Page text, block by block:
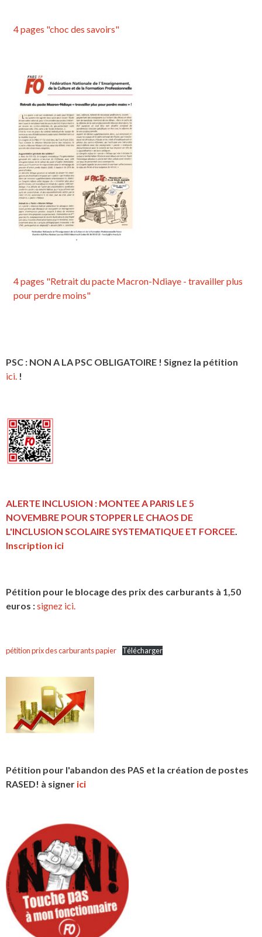
4 pages "choc des savoirs"
4 pages "Retrait du pacte Macron-Ndiaye - travailler plus
pour perdre moins"
PSC : NON A LA PSC OBLIGATOIRE ! Signez la pétition
ici. !
ALERTE INCLUSION : MONTEE A PARIS LE 5
NOVEMBRE POUR STOPPER LE CHAOS DE
L'INCLUSION SCOLAIRE SYSTEMATIQUE ET FORCEE
Inscription ici
Pétition pour le blocage des prix des carburants à 1,50
euros :signez ici.
pétition prix des carburants papier Télécharger
Pétition pour l'abandon des PAS et la création de postes
RASED! à signer ici